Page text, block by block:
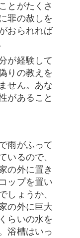
とがたくさ
罪の赦しを
おられれば
が経験して
りの教えを
せん。あな
があること
雨がふって
いるので、
の外に置き
ップを置い
しょうか、
の外に巨大
らいの水を
浴槽はいっ